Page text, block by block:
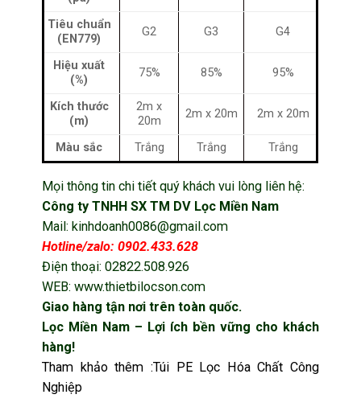
Tiêu chuẩn
(EN779)
G2 G3 G4
Hiệu xuất
(%)
75% 85% 95%
Kích thước
(m)
2m x
20m
2m x 20m 2m x 20m
Màu sắc Trắng Trắng Trắng
Mọi thông tin chi tiết quý khách vui lòng liên hệ:
Công ty TNHH SX TM DV Lọc Miền Nam
Mail: kinhdoanh0086@gmail.com
Hotline/zalo: 0902.433.628
Điện thoại: 02822.508.926
WEB: www.thietbilocson.com
Giao hàng tận nơi trên toàn quốc.
Lọc Miền Nam – Lợi ích bền vững cho khách
hàng!
Tham khảo thêm :Túi PE Lọc Hóa Chất Công
Nghiệp